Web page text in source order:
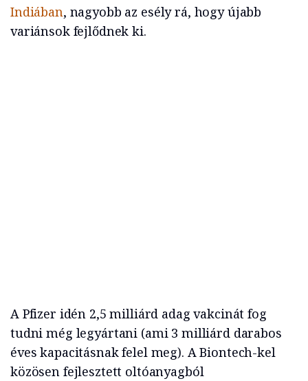
Indiában, nagyobb az esély rá, hogy újabb
variánsok fejlődnek ki.
A Pfizer idén 2,5 milliárd adag vakcinát fog
tudni még legyártani (ami 3 milliárd darabos
éves kapacitásnak felel meg). A Biontech-kel
közösen fejlesztett oltóanyagból